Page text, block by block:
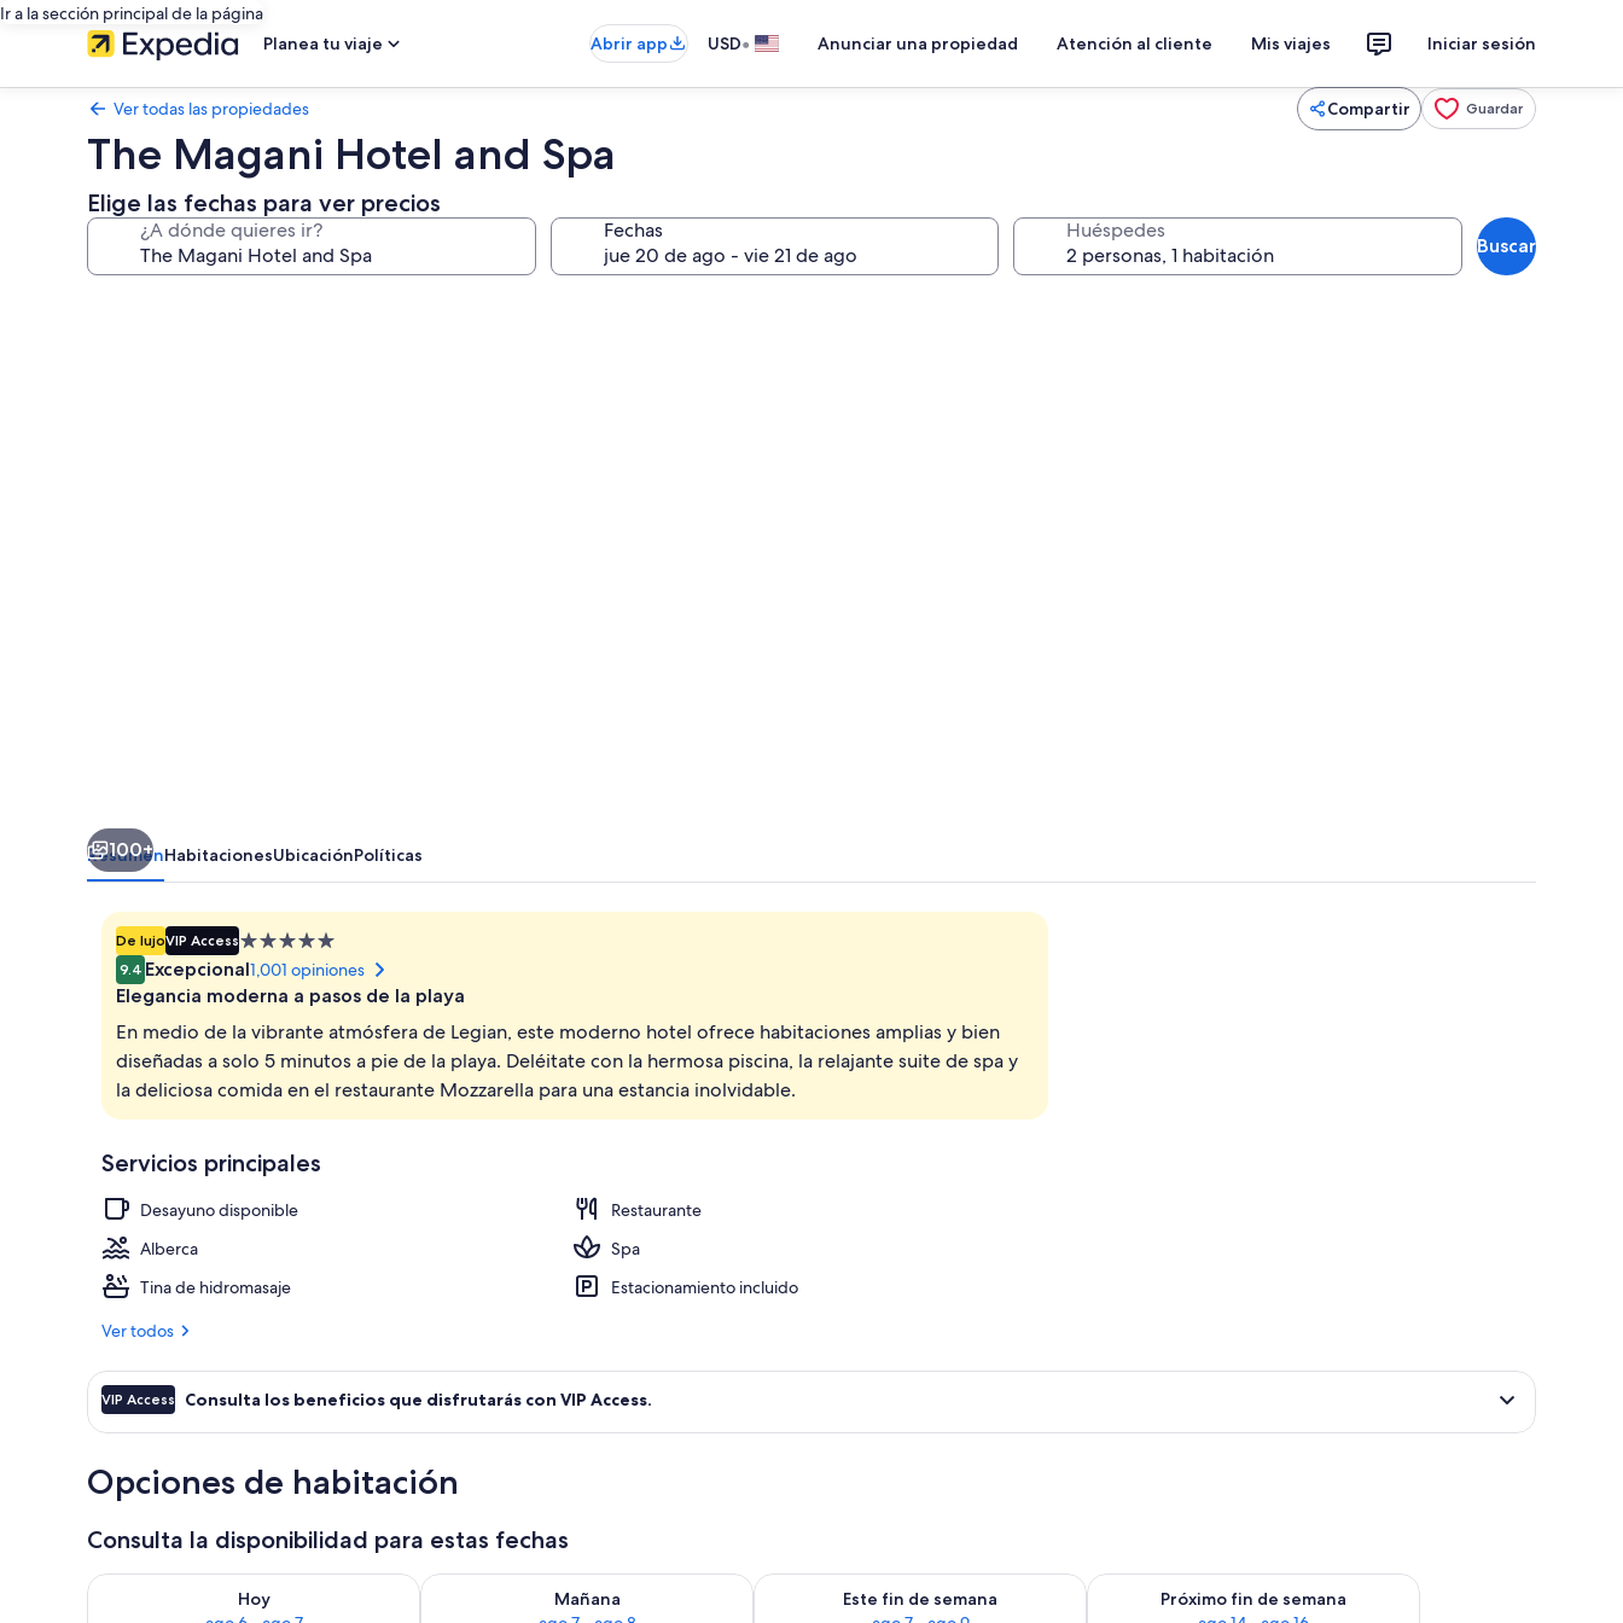
Ir a la sección principal de la página
Planea tu viaje
Abrir app USD• Anunciar una propiedad Atención al cliente Mis viajes Iniciar sesión
Ver todas las propiedades Compartir Guardar
The Magani Hotel and Spa
Elige las fechas para ver precios
¿A dónde quieres ir? Fechas Huéspedes
Buscar
100+
ResumenHabitacionesUbicaciónPolíticas
De lujoVIP AccessPropiedad
de
5.0
9.4 Excepcional1,001 opiniones
Elegancia moderna a pasos de la playa
En medio de la vibrante atmósfera de Legian, este moderno hotel ofrece habitaciones amplias y bien
diseñadas a solo 5 minutos a pie de la playa. Deléitate con la hermosa piscina, la relajante suite de spa y
la deliciosa comida en el restaurante Mozzarella para una estancia inolvidable.
Servicios principales
Desayuno disponible
Restaurante
Alberca
Spa
Tina de hidromasaje
Estacionamiento incluido
Ver todos
VIP Access Consulta los beneficios que disfrutarás con VIP Access.
Opciones de habitación
Consulta la disponibilidad para estas fechas
Hoy
Consulta la disponibilidad para hoy ago 6 - ago 7
Mañana
Consulta la disponibilidad para mañana ago 7 - ago 8
Este fin de semana
Consulta la disponibilidad para este fin de semana ago 7 - ago 9
Próximo fin de semana
Consulta la disponibilidad para el próximo fin de semana ago